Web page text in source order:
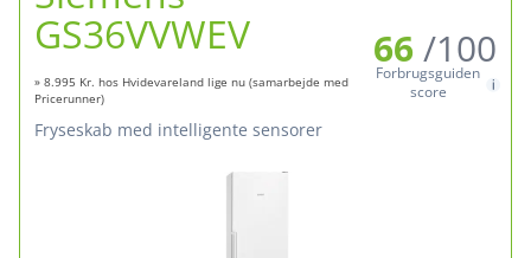
GS36VVWEV
» 8.995 Kr. hos Hvidevareland lige nu (samarbejde med
Pricerunner)
fryseskab med intelligente sensorer
66/100
Forbrugsguiden
score